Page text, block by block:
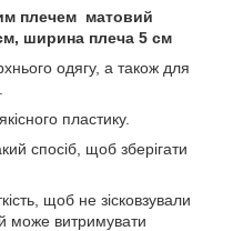
плечем матовий
ширина плеча 5 см
одягу, а також для
пластику.
спосіб, щоб зберігати
щоб не зісковзували
може витримувати